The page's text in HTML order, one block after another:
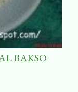
BAKSO